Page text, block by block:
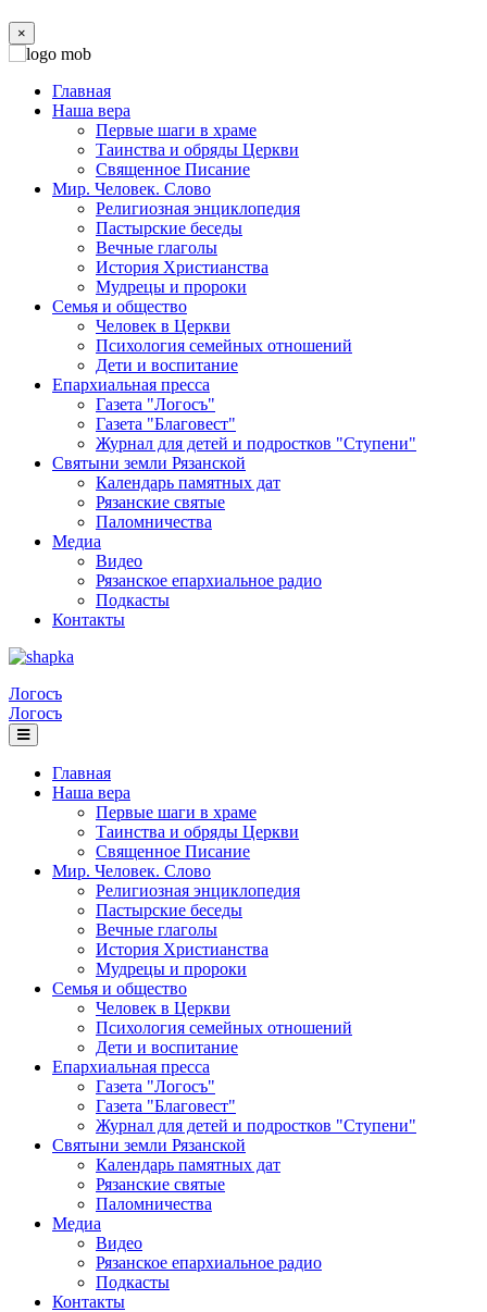
×
Главная
Наша вера
Первые шаги в храме
Таинства и обряды Церкви
Священное Писание
Мир. Человек. Слово
Религиозная энциклопедия
Пастырские беседы
Вечные глаголы
История Христианства
Мудрецы и пророки
Семья и общество
Человек в Церкви
Психология семейных отношений
Дети и воспитание
Епархиальная пресса
Газета "Логосъ"
Газета "Благовест"
Журнал для детей и подростков "Ступени"
Святыни земли Рязанской
Календарь памятных дат
Рязанские святые
Паломничества
Медиа
Видео
Рязанское епархиальное радио
Подкасты
Контакты
Логосъ
Логосъ
Главная
Наша вера
Первые шаги в храме
Таинства и обряды Церкви
Священное Писание
Мир. Человек. Слово
Религиозная энциклопедия
Пастырские беседы
Вечные глаголы
История Христианства
Мудрецы и пророки
Семья и общество
Человек в Церкви
Психология семейных отношений
Дети и воспитание
Епархиальная пресса
Газета "Логосъ"
Газета "Благовест"
Журнал для детей и подростков "Ступени"
Святыни земли Рязанской
Календарь памятных дат
Рязанские святые
Паломничества
Медиа
Видео
Рязанское епархиальное радио
Подкасты
Контакты